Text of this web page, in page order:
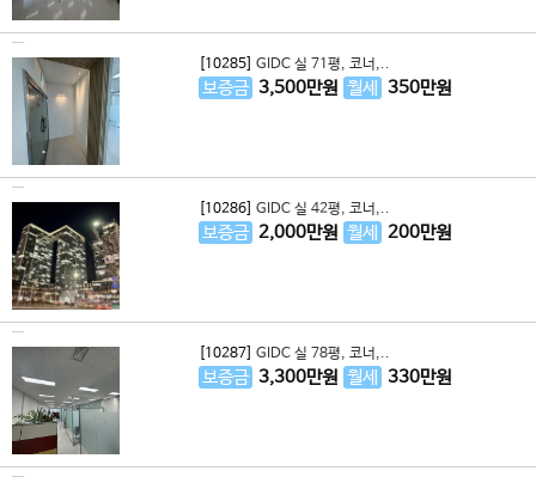
[10285] GIDC 실 71평, 코너,..
보증금 3,500만원 월세 350만원
[10286] GIDC 실 42평, 코너,..
보증금 2,000만원 월세 200만원
[10287] GIDC 실 78평, 코너,..
보증금 3,300만원 월세 330만원